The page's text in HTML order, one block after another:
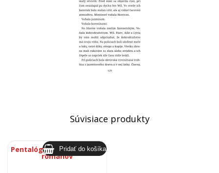
Súvisiace produkty
Pentalógia dobrodružných
románov